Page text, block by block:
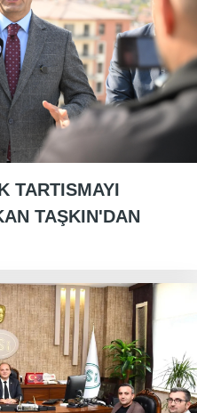
TARTISMAYI
TAŞKIN'DAN